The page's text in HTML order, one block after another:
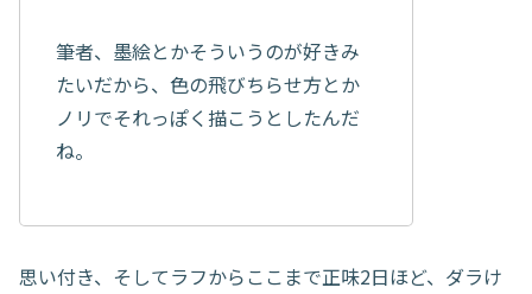
筆者、墨絵とかそういうのが好きみ
たいだから、色の飛びちらせ方とか
ノリでそれっぽく描こうとしたんだ
ね。
思い付き、そしてラフからここまで正味2日ほど、ダラけ